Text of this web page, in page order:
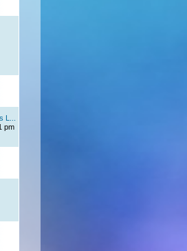
L...
pm